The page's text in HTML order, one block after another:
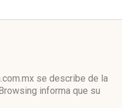
se describe de la
informa que su